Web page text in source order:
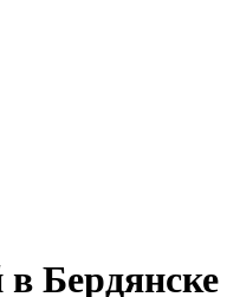
Бердянске